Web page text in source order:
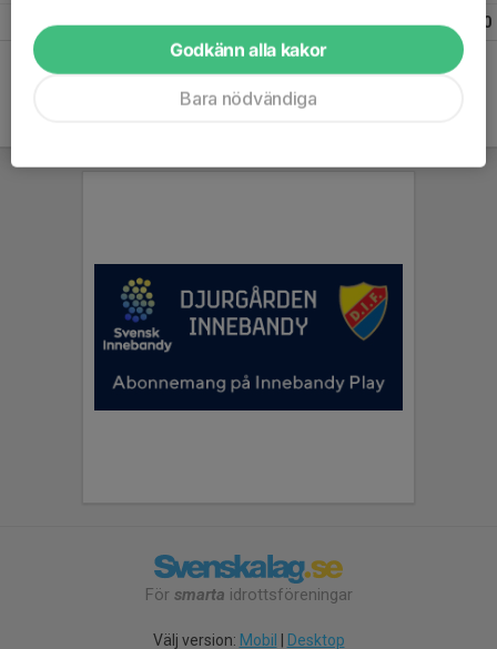
Totalt 30 0 0
För smarta idrottsföreningar
Välj version: Mobil Desktop
Godkänn alla kakor
Bara nödvändiga